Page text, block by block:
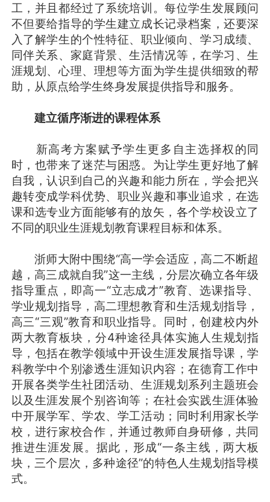
工，并且都经过了系统培训。每位学生发展顾问
不但要给指导的学生建立成长记录档案，还要深
入了解学生的个性特征、职业倾向、学习成绩、
同伴关系、家庭背景、生活情况等，在学习、生
涯规划、心理、理想等方面为学生提供细致的帮
助，从原点给学生终身发展提供指导和服务。
建立循序渐进的课程体系
新高考方案赋予学生更多自主选择权的同
时，也带来了迷茫与困惑。为让学生更好地了解
自我，认识到自己的兴趣和能力所在，学会把兴
趣转变成学科优势、职业兴趣和事业追求，在选
课和选专业方面能够有的放矢，各个学校设立了
不同的职业生涯规划教育课程目标和体系。
浙师大附中围绕“高一学会适应，高二不断超
越，高三成就自我”这一主线，分层次确立各年级
指导重点，即高一“立志成才”教育、选课指导、
学业规划指导，高二理想教育和生活规划指导，
高三“三观”教育和职业指导。同时，创建校内外
两大教育板块，分4种途径具体实施人生规划指
导，包括在教学领域中开设生涯发展指导课，学
科教学中个别渗透生涯知识内容；在德育工作中
开展各类学生社团活动、生涯规划系列主题班会
以及生涯发展个别咨询等；在社会实践生涯体验
中开展学军、学农、学工活动；同时利用家长学
校，进行家校合作，并通过教师自身研修，共同
推进生涯发展。据此，形成“一条主线，两大板
块，三个层次，多种途径”的特色人生规划指导模
式。